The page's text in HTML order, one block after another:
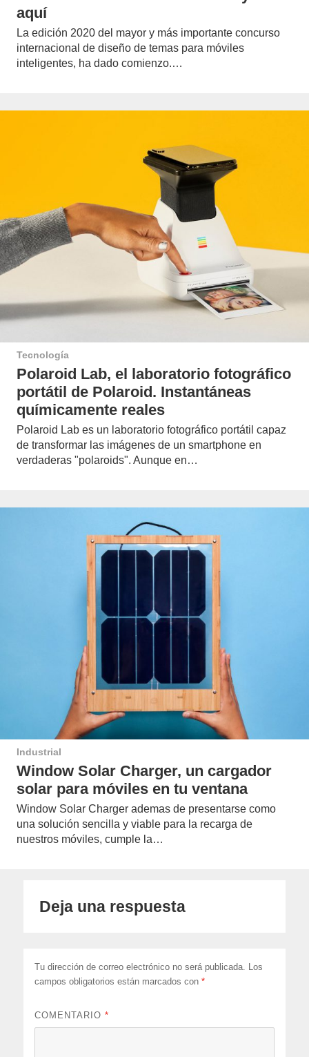
aquí
La edición 2020 del mayor y más importante concurso
internacional de diseño de temas para móviles
inteligentes, ha dado comienzo.…
Tecnología
Polaroid Lab, el laboratorio fotográfico
portátil de Polaroid. Instantáneas
químicamente reales
Polaroid Lab es un laboratorio fotográfico portátil capaz
de transformar las imágenes de un smartphone en
verdaderas "polaroids". Aunque en…
Industrial
Window Solar Charger, un cargador
solar para móviles en tu ventana
Window Solar Charger ademas de presentarse como
una solución sencilla y viable para la recarga de
nuestros móviles, cumple la…
Deja una respuesta
Tu dirección de correo electrónico no será publicada. Los
campos obligatorios están marcados con*
COMENTARIO*